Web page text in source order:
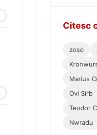
Citesc
zoso
Marius
Ovi Sîrb
Teodor
Nwradu